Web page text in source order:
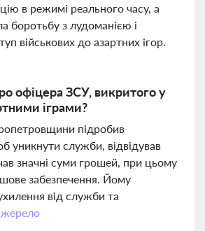
в режимі реального часу, а
боротьбу з лудоманією і
військових до азартних ігор.
офіцера ЗСУ, викритого у
іграми?
підробив
уникнути служби, відвідував
значні суми грошей, при цьому
забезпечення. Йому
від служби та